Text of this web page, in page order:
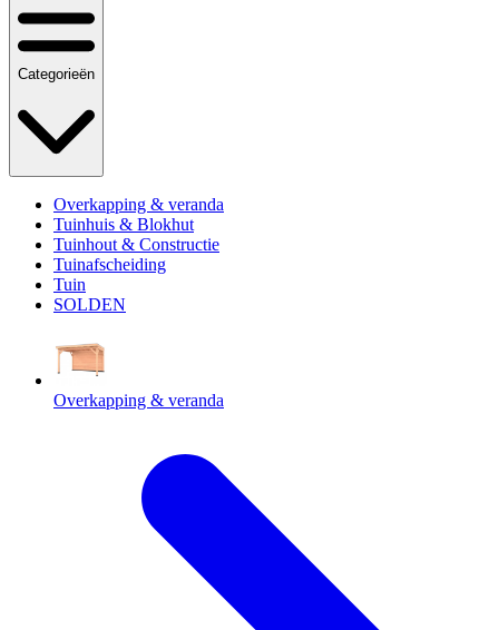
Categorieën
Overkapping & veranda
Tuinhuis & Blokhut
Tuinhout & Constructie
Tuinafscheiding
Tuin
SOLDEN
Overkapping & veranda